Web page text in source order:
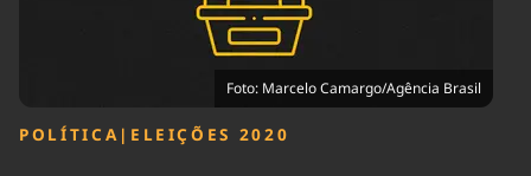
Foto: Marcelo Camargo/Agência Brasil
POLÍTICA | ELEIÇÕES 2020